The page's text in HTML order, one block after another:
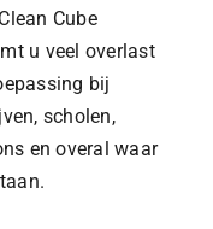
Cube
u veel overlast
bij
scholen,
en overal waar